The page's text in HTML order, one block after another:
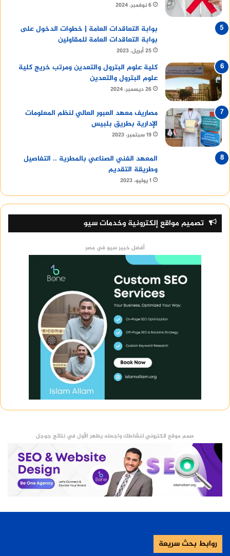
6 نوفمبر، 2024
بوابة التعاقدات العامة | خطوات الدخول على
بوابة التعاقدات العامة للمقاولين
25 أبريل، 2023
كلية علوم البترول والتعدين ومرتب خريج كلية
علوم البترول والتعدين
26 ديسمبر، 2024
مصاريف معهد العبور العالي لنظم المعلومات
الإدارية بطريق بلبيس
19 سبتمبر، 2023
المعهد الفني الصناعي بالمطرية .. التفاصيل
وطريقة التقديم
1 يوليو، 2023
تصميم مواقع إلكترونية وخدمات سيو
أفضل خبير سيو في مصر
صمم موقع الكتروني لنشاطك واجعله يظهر الأول في نتائج جوجل
روابط بحث سريعة